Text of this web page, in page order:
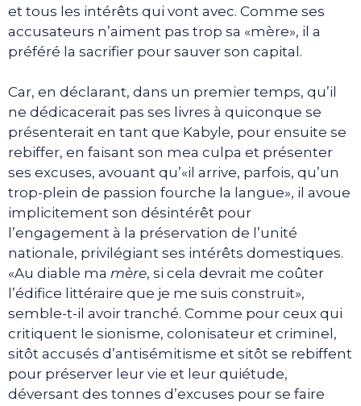
et tous les intérêts qui vont avec. Comme ses
accusateurs n’aiment pas trop sa «mère», il a
préféré la sacrifier pour sauver son capital.
Car, en déclarant, dans un premier temps, qu’il
ne dédicacerait pas ses livres à quiconque se
présenterait en tant que Kabyle, pour ensuite se
rebiffer, en faisant son mea culpa et présenter
ses excuses, avouant qu’«il arrive, parfois, qu’un
trop-plein de passion fourche la langue», il avoue
implicitement son désintérêt pour
l’engagement à la préservation de l’unité
nationale, privilégiant ses intérêts domestiques.
«Au diable ma mère, si cela devrait me coûter
l’édifice littéraire que je me suis construit»,
semble-t-il avoir tranché. Comme pour ceux qui
critiquent le sionisme, colonisateur et criminel,
sitôt accusés d’antisémitisme et sitôt se rebiffent
pour préserver leur vie et leur quiétude,
déversant des tonnes d’excuses pour se faire